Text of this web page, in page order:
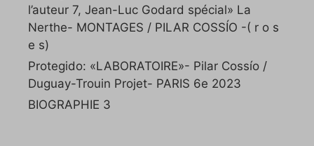
l’auteur 7, Jean-Luc Godard spécial» La
Nerthe- MONTAGES / PILAR COSSÍO -( r o s
e s)
Protegido: «LABORATOIRE»- Pilar Cossío /
Duguay-Trouin Projet- PARIS 6e 2023
BIOGRAPHIE 3